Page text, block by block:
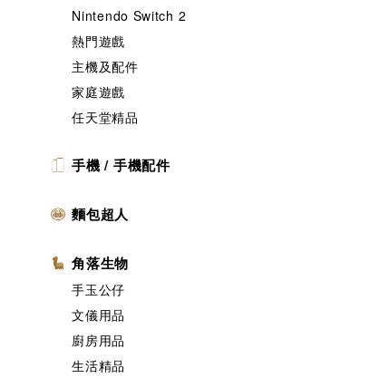
Nintendo Switch 2
熱門遊戲
主機及配件
家庭遊戲
任天堂精品
手機 / 手機配件
麵包超人
角落生物
手玉公仔
文儀用品
廚房用品
生活精品